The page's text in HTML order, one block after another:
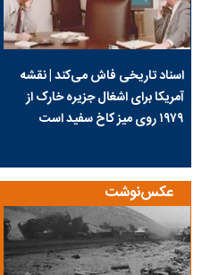
اسناد تاریخی فاش می‌کند | نقشه
آمریکا برای اشغال جزیره خارک از
۱۹۷۹ روی میز کاخ سفید است
عکس‌نوشت